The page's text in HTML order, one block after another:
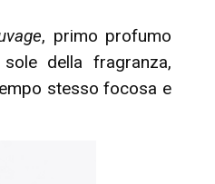
, primo profumo
della fragranza,
stesso focosa e